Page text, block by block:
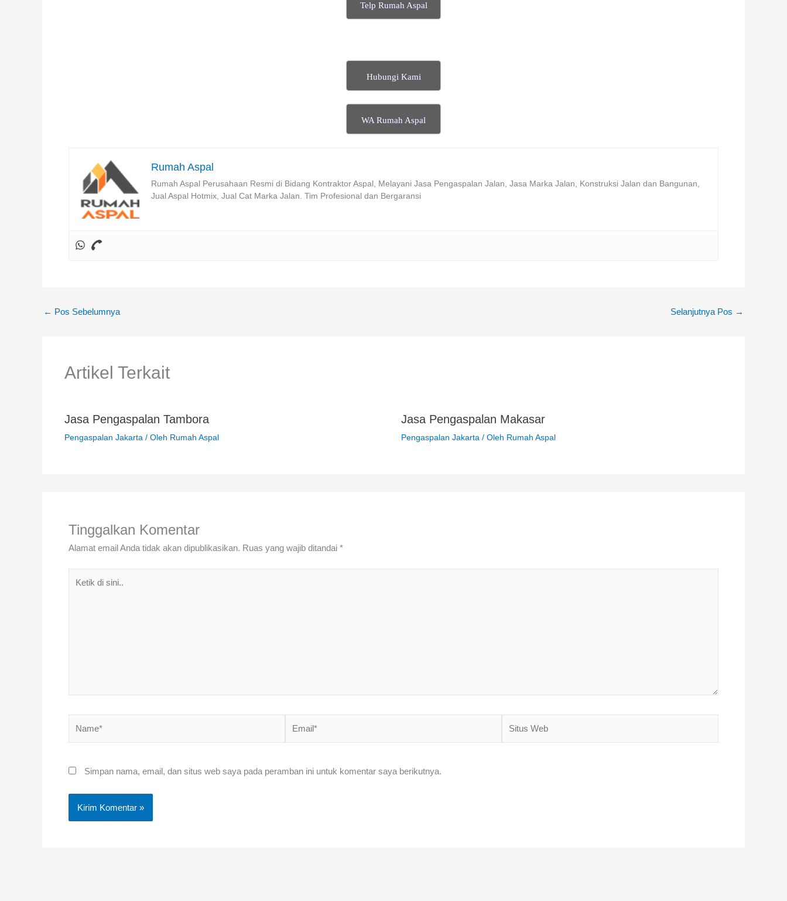
Telp Rumah Aspal
Hubungi Kami
WA Rumah Aspal
Rumah Aspal
Rumah Aspal Perusahaan Resmi di Bidang Kontraktor Aspal, Melayani Jasa Pengaspalan Jalan, Jasa Marka Jalan, Konstruksi Jalan dan Bangunan,
Jual Aspal Hotmix, Jual Cat Marka Jalan. Tim Profesional dan Bergaransi
← Pos Sebelumnya Selanjutnya Pos →
Artikel Terkait
Jasa Pengaspalan Tambora
Pengaspalan Jakarta / Oleh Rumah Aspal
Jasa Pengaspalan Makasar
Pengaspalan Jakarta / Oleh Rumah Aspal
Tinggalkan Komentar
Alamat email Anda tidak akan dipublikasikan. Ruas yang wajib ditandai *
Web
Simpan nama, email, dan situs web saya pada peramban ini untuk komentar saya berikutnya.